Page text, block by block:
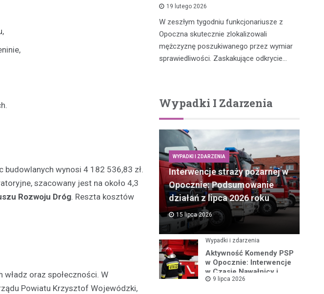
budowlanych wynosi 4 182 536,83 zł.
szacowany jest na około 4,3
Rozwoju Dróg. Reszta kosztów
oraz społeczności. W
Powiatu Krzysztof Wojewódzki,
miał miejsce w Ujeździe, kierujący potrącił
19 lutego 2026
W zeszłym tygodniu funkcjonariusze z
Opoczna skutecznie zlokalizowali
mężczyznę poszukiwanego przez wymiar
sprawiedliwości. Zaskakujące odkrycie…
Wypadki I Zdarzenia
WYPADKI I ZDARZENIA
Interwencje straży pożarnej w
Opocznie: Podsumowanie
działań z lipca 2026 roku
15 lipca 2026
Wypadki i zdarzenia
Aktywność Komendy PSP
w Opocznie: Interwencje
w Czasie Nawałnicy i
Pożarów
9 lipca 2026